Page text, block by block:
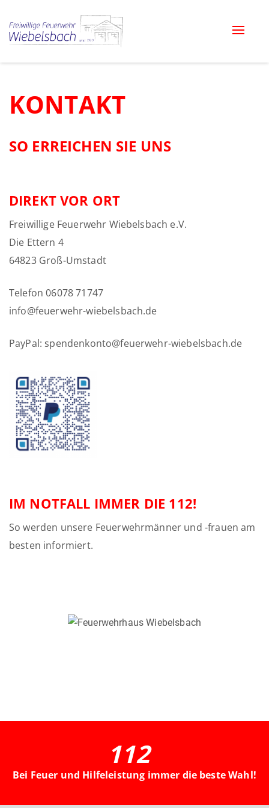
Toggle
KONTAKT
SO ERREICHEN SIE UNS
DIREKT VOR ORT
Freiwillige Feuerwehr Wiebelsbach e.V.
Die Ettern 4
64823 Groß-Umstadt
Telefon 06078 71747
info@feuerwehr-wiebelsbach.de
PayPal: spendenkonto@feuerwehr-wiebelsbach.de
IM NOTFALL IMMER DIE 112!
So werden unsere Feuerwehrmänner und -frauen am
besten informiert.
112
Bei Feuer und Hilfeleistung immer die beste Wahl!